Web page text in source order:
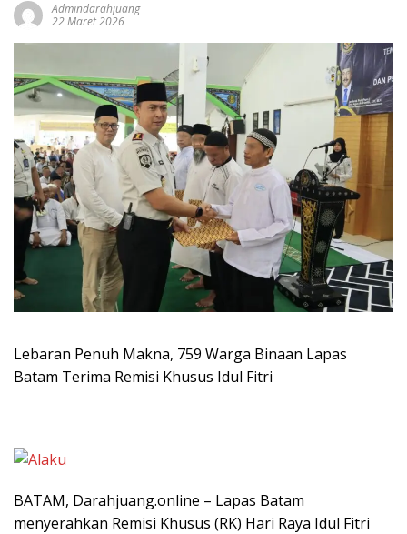
Admindarahjuang
22 Maret 2026
Lebaran Penuh Makna, 759 Warga Binaan Lapas
Batam Terima Remisi Khusus Idul Fitri
BATAM, Darahjuang.online – Lapas Batam
menyerahkan Remisi Khusus (RK) Hari Raya Idul Fitri